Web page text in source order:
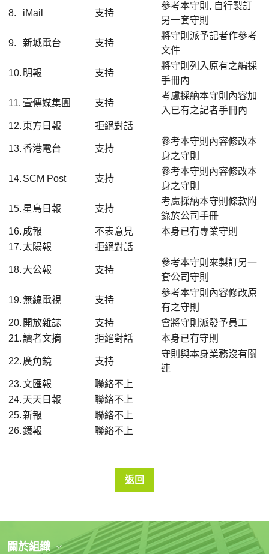
8. iMail 支持
參考本守則, 自行製訂
另一套守則
9. 新城電台 支持
將守則派予記者作參考
文件
10. 明報 支持
將守則列入原有之編採
手冊內
11. 壹傳媒集團 支持
考慮採納本守則內容加
入已有之記者手冊內
12. 東方日報 拒絕對話
13.香港電台 支持
參考本守則內容修改本
身之守則
14. SCM Post 支持
參考本守則內容修改本
身之守則
15. 星島日報 支持
考慮採納本守則條款附
錄於公司手冊
16. 成報 不表意見
本身已有專業守則
17. 太陽報 拒絕對話
18. 大公報 支持
參考本守則來製訂另一
套公司守則
19.無線電視 支持
參考本守則內容修改原
有之守則
20. 開放雜誌 支持
會將守則派發予員工
21.讀者文摘 拒絕對話 本身已有守則
22. 廣角鏡 支持
守則與本身業務沒有關
連
23.文匯報
聯絡不上
24. 天天日報
聯絡不上
25.新報
聯絡不上
26.鏡報 聯絡不上
返回
關於組織